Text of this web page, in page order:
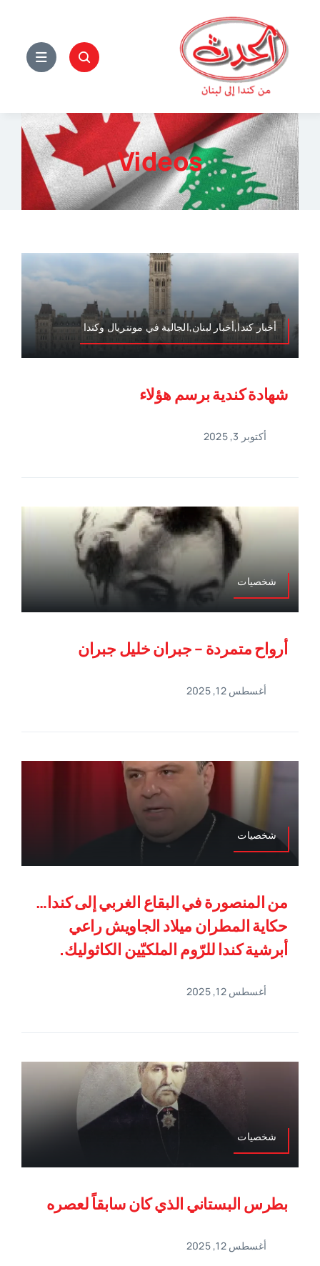
content
Videos
أخبار كندا,أخبار لبنان,الجالية في مونتريال وكندا
شهادة كندية برسم هؤلاء
أكتوبر 3, 2025
شخصيات
أرواح متمردة – جبران خليل جبران
أغسطس 12, 2025
شخصيات
من المنصورة في البقاع الغربي إلى كندا…
حكاية المطران ميلاد الجاويش راعي
أبرشية كندا للرّوم الملكيّين الكاثوليك.
أغسطس 12, 2025
شخصيات
بطرس البستاني الذي كان سابقاً لعصره
أغسطس 12, 2025